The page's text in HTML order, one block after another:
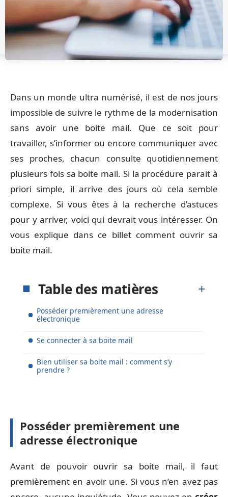
Dans un monde ultra numérisé, il est de nos jours
impossible de suivre le rythme de la modernisation
sans avoir une boite mail. Que ce soit pour
travailler, s’informer ou encore communiquer avec
ses proches, chacun consulte quotidiennement
plusieurs fois sa boite mail. Si la procédure parait à
priori simple, il arrive des jours où cela semble
complexe. Si vous êtes à la recherche d’astuces
pour y arriver, voici qui devrait vous intéresser. On
vous explique dans ce billet comment ouvrir sa
boite mail.
Table des matières
Posséder premièrement une adresse
électronique
Se connecter à sa boite mail
Bien utiliser sa boite mail : comment s’y
prendre ?
Posséder premièrement une
adresse électronique
Avant de pouvoir ouvrir sa boite mail, il faut
premièrement en avoir une. Si vous n’en avez pas